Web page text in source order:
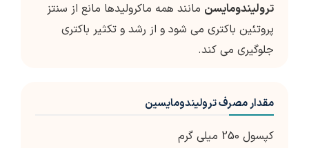
ترولیندومایسن مانند همه ماکرولیدها مانع از سنتز
پروتئین باکتری می شود و از رشد و تکثیر باکتری
جلوگیری می کند.
مقدار مصرف ترولیندومایسین
کپسول 250 میلی گرم